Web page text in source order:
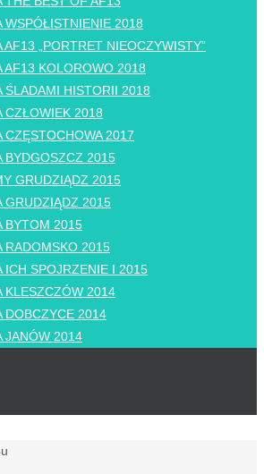
WSPÓŁISTNIENIE 2018
AF13 „PORTRET NIEOCZYWISTY”
AF13 KOLOROWO 2018
ŚLADAMI HISTORII 2018
CZŁOWIEK 2018
CZĘSTOCHOWA 2017
BYDGOSZCZ 2015
GRUDZIĄDZ 2015
GRUDZIĄDZ 2015
BYTOM 2015
RADOMSKO 2015
ICH SPOJRZENIE I 2015
KLESZCZÓW 2014
DOBCZYCE 2014
JANÓW 2014